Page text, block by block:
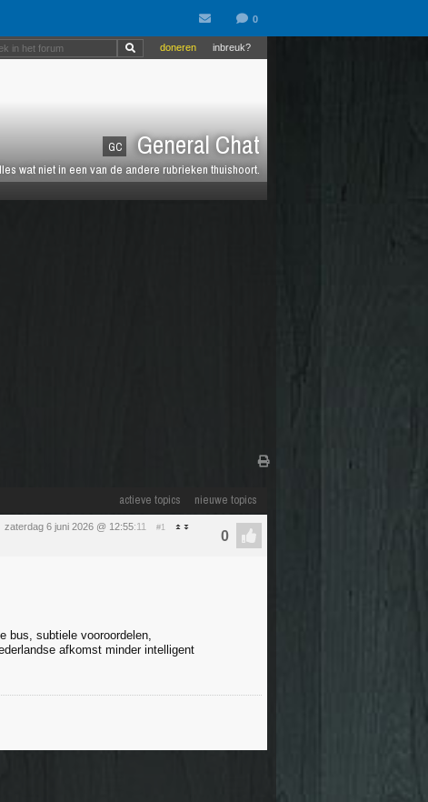
GC General Chat
wat niet in een van de andere rubrieken thuishoort.
inbreuk?
doneren
actieve topics nieuwe topics
zaterdag 6 juni 2026 @ 12:55:11 #1
bus, subtiele vooroordelen,
afkomst minder intelligent